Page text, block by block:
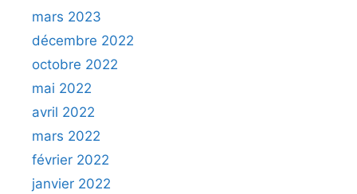
mars 2023
décembre 2022
octobre 2022
mai 2022
avril 2022
mars 2022
février 2022
janvier 2022